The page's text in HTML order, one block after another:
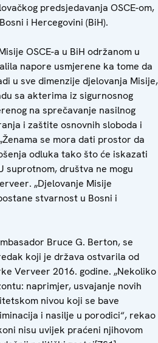
predsjedavanja OSCE-om,
i Hercegovini (BiH).
OSCE-a u BiH održanom u
napore usmjerene ka tome da
u sve dimenzije djelovanja Misije,
sa akterima iz sigurnosnog
na sprečavanje nasilnog
i zaštite osnovnih sloboda i
se mora dati prostor da
odluka tako što će iskazati
suprotnom, društva ne mogu
„Djelovanje Misije
stvarnost u Bosni i
Bruce G. Berton, se
koji je država ostvarila od
Verveer 2016. godine. „Nekoliko
naprimjer, usvajanje novih
nivou koji se bave
i nasilje u porodici“, rekao
nisu uvijek praćeni njihovom